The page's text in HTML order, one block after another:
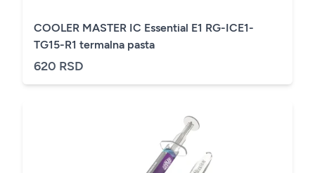
COOLER MASTER IC Essential E1 RG-ICE1-
TG15-R1 termalna pasta
620 RSD